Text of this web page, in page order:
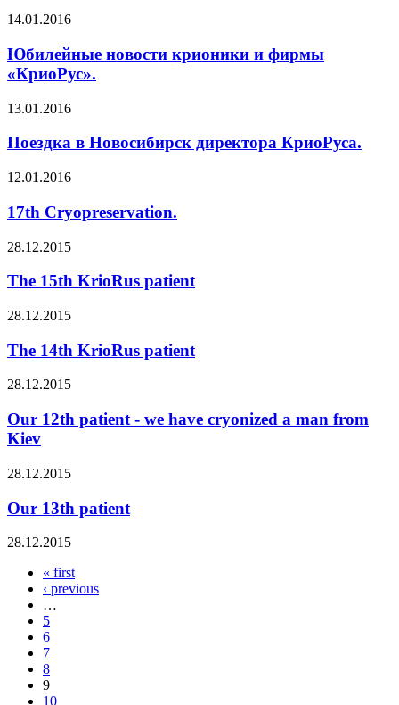
14.01.2016
Юбилейные новости крионики и фирмы
«КриоРус».
13.01.2016
Поездка в Новосибирск директора КриоРуса.
12.01.2016
17th Cryopreservation.
28.12.2015
The 15th KrioRus patient
28.12.2015
The 14th KrioRus patient
28.12.2015
Our 12th patient - we have cryonized a man from
Kiev
28.12.2015
Our 13th patient
28.12.2015
Pages« first
‹ previous
…
5
6
7
8
9
10